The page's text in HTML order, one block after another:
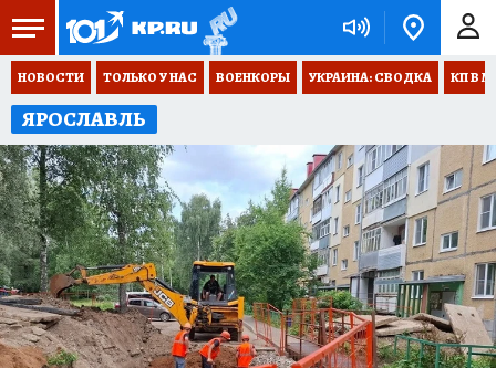
НОВОСТИ ТОЛЬКО У НАС ВОЕНКОРЫ УКРАИНА: СВОДКА КП В
ЯРОСЛАВЛЬ